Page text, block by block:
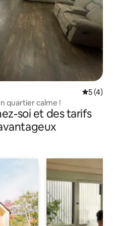
5 (4)
quartier calme !
soi et des tarifs